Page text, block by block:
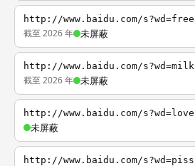
http://www.baidu.com/s?wd=free
截至 2026 年 未屏蔽
http://www.baidu.com/s?wd=milk
截至 2026 年 未屏蔽
http://www.baidu.com/s?wd=love
未屏蔽
http://www.baidu.com/s?wd=piss